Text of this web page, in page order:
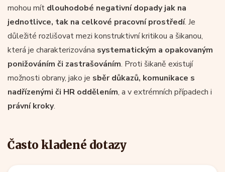
mohou mít dlouhodobé negativní dopady jak na
jednotlivce, tak na celkové pracovní prostředí. Je
důležité rozlišovat mezi konstruktivní kritikou a šikanou,
která je charakterizována systematickým a opakovaným
ponižováním či zastrašováním. Proti šikaně existují
možnosti obrany, jako je sběr důkazů, komunikace s
nadřízenými či HR oddělením, a v extrémních případech i
právní kroky.
Často kladené dotazy